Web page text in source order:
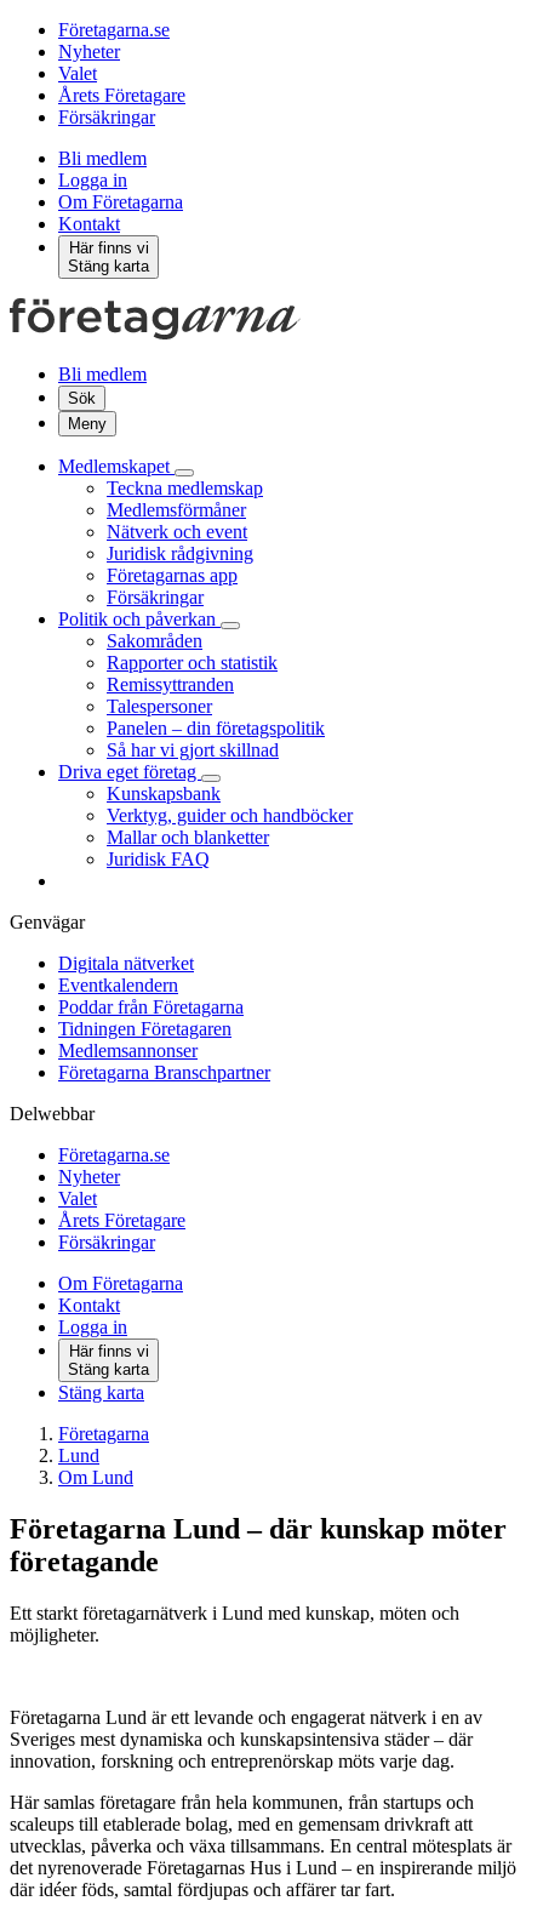
Företagarna.se
Nyheter
Valet
Årets Företagare
Försäkringar
Bli medlem
Logga in
Om Företagarna
Kontakt
Här finns vi
Stäng karta
Bli medlem
Sök
Meny
Medlemskapet
Teckna medlemskap
Medlemsförmåner
Nätverk och event
Juridisk rådgivning
Företagarnas app
Försäkringar
Politik och påverkan
Sakområden
Rapporter och statistik
Remissyttranden
Talespersoner
Panelen – din företagspolitik
Så har vi gjort skillnad
Driva eget företag
Kunskapsbank
Verktyg, guider och handböcker
Mallar och blanketter
Juridisk FAQ
Genvägar
Digitala nätverket
Eventkalendern
Poddar från Företagarna
Tidningen Företagaren
Medlemsannonser
Företagarna Branschpartner
Delwebbar
Företagarna.se
Nyheter
Valet
Årets Företagare
Försäkringar
Om Företagarna
Kontakt
Logga in
Här finns vi
Stäng karta
Stäng karta
Företagarna
Lund
Om Lund
Företagarna Lund – där kunskap möter
företagande
Ett starkt företagarnätverk i Lund med kunskap, möten och
möjligheter.
Företagarna Lund är ett levande och engagerat nätverk i en av
Sveriges mest dynamiska och kunskapsintensiva städer – där
innovation, forskning och entreprenörskap möts varje dag.
Här samlas företagare från hela kommunen, från startups och
scaleups till etablerade bolag, med en gemensam drivkraft att
utvecklas, påverka och växa tillsammans. En central mötesplats är
det nyrenoverade Företagarnas Hus i Lund – en inspirerande miljö
där idéer föds, samtal fördjupas och affärer tar fart.